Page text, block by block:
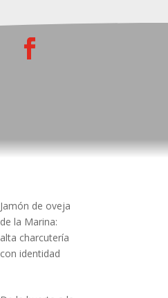
Jamón de oveja
de la Marina:
alta charcutería
con identidad